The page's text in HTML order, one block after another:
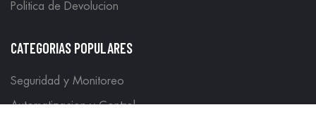
Politica de Devolucion
CATEGORIAS POPULARES
Seguridad y Monitoreo
Automatizacion y Control